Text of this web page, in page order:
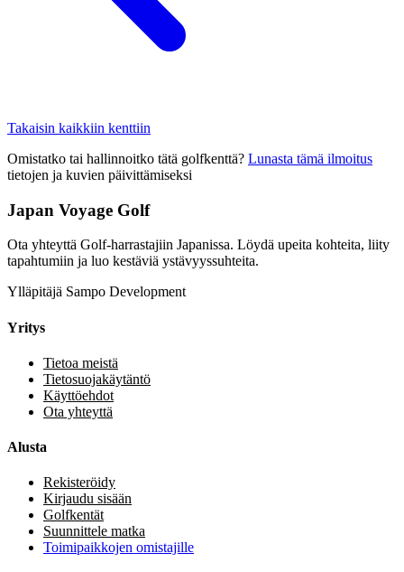
Takaisin kaikkiin kenttiin
Omistatko tai hallinnoitko tätä golfkenttä? Lunasta tämä ilmoitus
tietojen ja kuvien päivittämiseksi
Japan Voyage Golf
Ota yhteyttä Golf-harrastajiin Japanissa. Löydä upeita kohteita, liity
tapahtumiin ja luo kestäviä ystävyyssuhteita.
Ylläpitäjä Sampo Development
Yritys
Tietoa meistä
Tietosuojakäytäntö
Käyttöehdot
Ota yhteyttä
Alusta
Rekisteröidy
Kirjaudu sisään
Golfkentät
Suunnittele matka
Toimipaikkojen omistajille